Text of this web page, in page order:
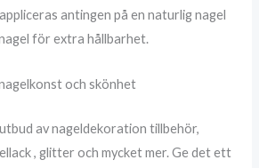
antingen på en naturlig nagel
för extra hållbarhet.
av nageldekoration tillbehör,
, glitter och mycket mer. Ge det ett